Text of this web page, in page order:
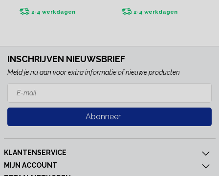
2-4 werkdagen 2-4 werkdagen
INSCHRIJVEN NIEUWSBRIEF
Meld je nu aan voor extra informatie of nieuwe producten
Abonneer
KLANTENSERVICE
MIJN ACCOUNT